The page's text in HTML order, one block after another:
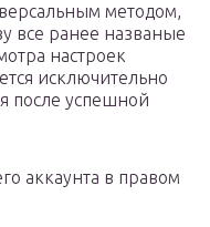
методом,
все ранее названые
настроек
исключительно
после успешной
аккаунта в правом